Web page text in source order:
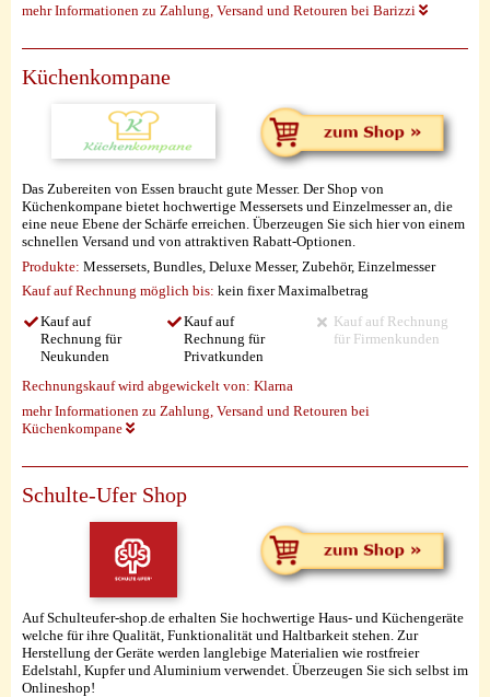
mehr Informationen zu Zahlung, Versand und Retouren bei Barizzi
Küchenkompane
Das Zubereiten von Essen braucht gute Messer. Der Shop von
Küchenkompane bietet hochwertige Messersets und Einzelmesser an, die
eine neue Ebene der Schärfe erreichen. Überzeugen Sie sich hier von einem
schnellen Versand und von attraktiven Rabatt-Optionen.
Produkte: Messersets, Bundles, Deluxe Messer, Zubehör, Einzelmesser
Kauf auf Rechnung möglich bis: kein fixer Maximalbetrag
Kauf auf
Rechnung für
Neukunden
Kauf auf
Rechnung für
Privatkunden
Kauf auf Rechnung
für Firmenkunden
Rechnungskauf wird abgewickelt von: Klarna
mehr Informationen zu Zahlung, Versand und Retouren bei
Küchenkompane
Schulte-Ufer Shop
Auf Schulteufer-shop.de erhalten Sie hochwertige Haus- und Küchengeräte
welche für ihre Qualität, Funktionalität und Haltbarkeit stehen. Zur
Herstellung der Geräte werden langlebige Materialien wie rostfreier
Edelstahl, Kupfer und Aluminium verwendet. Überzeugen Sie sich selbst im
Onlineshop!